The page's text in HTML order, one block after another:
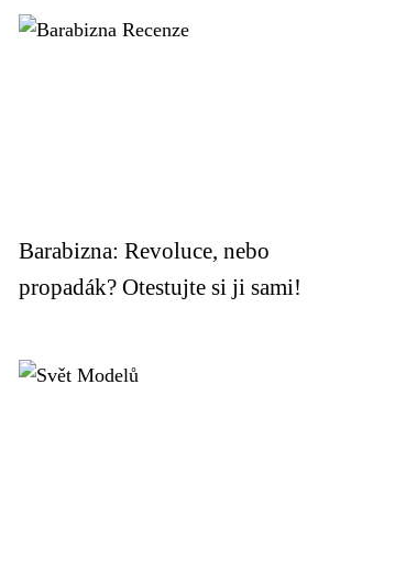
Barabizna: Revoluce, nebo
propadák? Otestujte si ji sami!